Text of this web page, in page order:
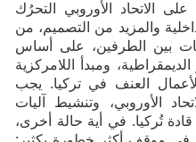
الاتحاد الأوروبي التحرُك
والمزيد من التصميم، من
بين الطرفين، على أساس
ومبدأ اللامركزية
العنف في تركيا. يجب
الأوروبي، وتنشيط آليات
تُركيا. في أية حالة أخرى،